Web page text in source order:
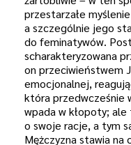
przestarzałe
a szczególnie jego
do feminatywów.
scharakteryzowana
on przeciwieństwem
emocjonalnej,
która przedwcześnie
wpada w kłopoty;
o swoje racje, a tym
Mężczyzna stawia na